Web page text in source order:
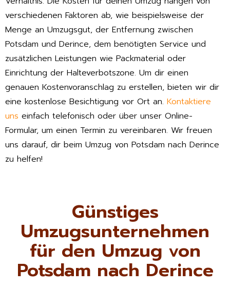
verschiedenen Faktoren ab, wie beispielsweise der
Menge an Umzugsgut, der Entfernung zwischen
Potsdam und Derince, dem benötigten Service und
zusätzlichen Leistungen wie Packmaterial oder
Einrichtung der Halteverbotszone. Um dir einen
genauen Kostenvoranschlag zu erstellen, bieten wir dir
eine kostenlose Besichtigung vor Ort an. Kontaktiere
uns einfach telefonisch oder über unser Online-
Formular, um einen Termin zu vereinbaren. Wir freuen
uns darauf, dir beim Umzug von Potsdam nach Derince
zu helfen!
Günstiges
Umzugsunternehmen
für den Umzug von
Potsdam nach Derince